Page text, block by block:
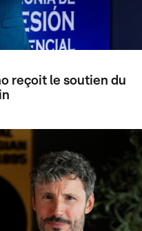
reçoit le soutien du